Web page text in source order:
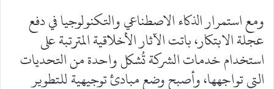
ومع استمرار الذكاء الاصطناعي والتكنولوجيا في دفع
عجلة الابتكار، باتت الآثار الأخلاقية المترتبة على
استخدام خدمات الشركة تُشكل واحدة من التحديات
التي تواجهها، وأصبح وضع مبادئ توجيهية للتطوير